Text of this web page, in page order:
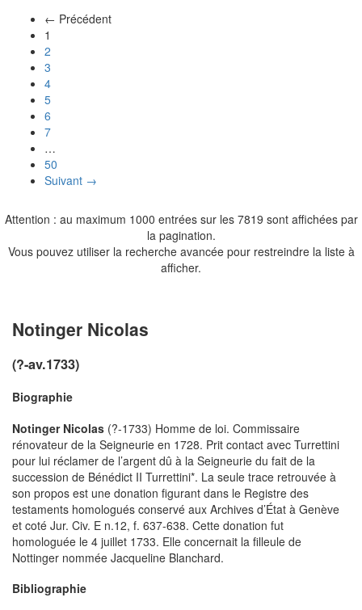
← Précédent
1
2
3
4
5
6
7
…
50
Suivant →
Attention : au maximum 1000 entrées sur les 7819 sont affichées par
la pagination.
Vous pouvez utiliser la recherche avancée pour restreindre la liste à
afficher.
Notinger Nicolas
(?-av.1733)
Biographie
Notinger Nicolas (?-1733) Homme de loi. Commissaire
rénovateur de la Seigneurie en 1728. Prit contact avec Turrettini
pour lui réclamer de l’argent dû à la Seigneurie du fait de la
succession de Bénédict II Turrettini*. La seule trace retrouvée à
son propos est une donation figurant dans le Registre des
testaments homologués conservé aux Archives d’État à Genève
et coté Jur. Civ. E n.12, f. 637-638. Cette donation fut
homologuée le 4 juillet 1733. Elle concernait la filleule de
Nottinger nommée Jacqueline Blanchard.
Bibliographie